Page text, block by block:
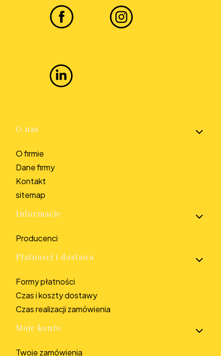
Linki w stopce
O nas
O firmie
Dane firmy
Kontakt
sitemap
Informacje
Producenci
Płatności i dostawa
Formy płatności
Czas i koszty dostawy
Czas realizacji zamówienia
Moje konto
Twoje zamówienia